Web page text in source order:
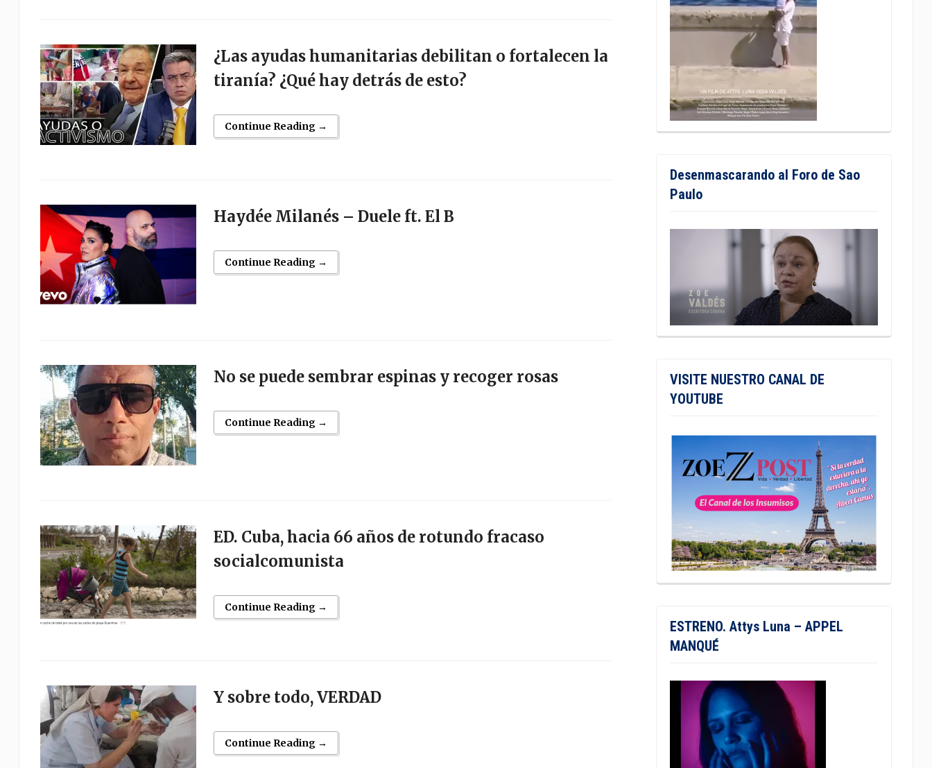
¿Las ayudas humanitarias debilitan o fortalecen la
tiranía? ¿Qué hay detrás de esto?
Continue Reading →
Haydée Milanés – Duele ft. El B
Continue Reading →
No se puede sembrar espinas y recoger rosas
Continue Reading →
ED. Cuba, hacia 66 años de rotundo fracaso
socialcomunista
Continue Reading →
Y sobre todo, VERDAD
Continue Reading →
Desenmascarando al Foro de Sao
Paulo
VISITE NUESTRO CANAL DE
YOUTUBE
ESTRENO. Attys Luna – APPEL
MANQUÉ